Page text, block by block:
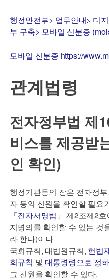
행정안전부> 업무안내> 디
부 구축> 모바일 신분증
모바일 신분증 https://
관계법령
전자정부법 제
비스를 제공받
인 확인)
행정기관등의 장은 전자정
자 등의 신원을 확인할 필요
「전자서명법」 제2조제2호
지명의를 확인할 수 있는 것
라 한다)이나
국회규칙, 대법원규칙, 헌법
회규칙 및 대통령령으로 정
그 신원을 확인할 수 있다.